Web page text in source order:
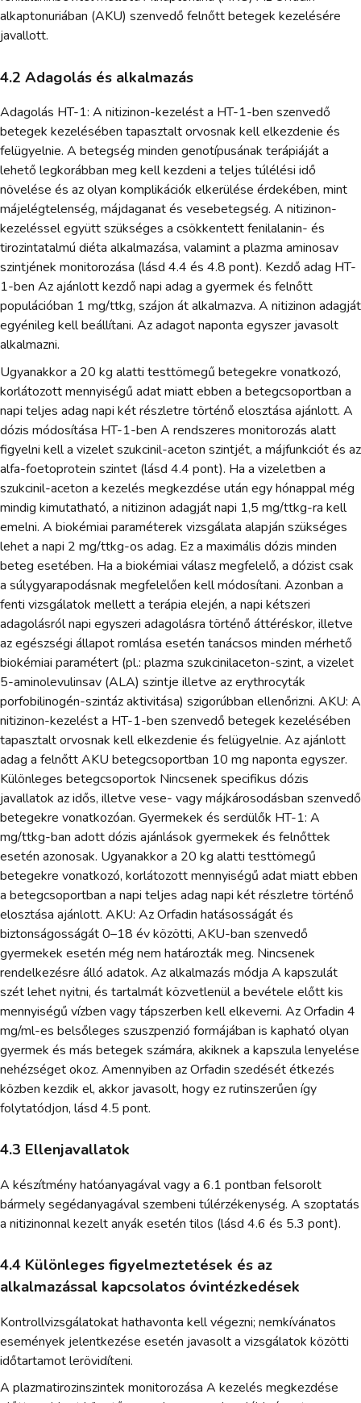
alkaptonuriában (AKU) szenvedő felnőtt betegek kezelésére
javallott.
4.2 Adagolás és alkalmazás
Adagolás HT-1: A nitizinon-kezelést a HT-1-ben szenvedő
betegek kezelésében tapasztalt orvosnak kell elkezdenie és
felügyelnie. A betegség minden genotípusának terápiáját a
lehető legkorábban meg kell kezdeni a teljes túlélési idő
növelése és az olyan komplikációk elkerülése érdekében, mint
májelégtelenség, májdaganat és vesebetegség. A nitizinon-
kezeléssel együtt szükséges a csökkentett fenilalanin- és
tirozintatalmú diéta alkalmazása, valamint a plazma aminosav
szintjének monitorozása (lásd 4.4 és 4.8 pont). Kezdő adag HT-
1-ben Az ajánlott kezdő napi adag a gyermek és felnőtt
populációban 1 mg/ttkg, szájon át alkalmazva. A nitizinon adagját
egyénileg kell beállítani. Az adagot naponta egyszer javasolt
alkalmazni.
Ugyanakkor a 20 kg alatti testtömegű betegekre vonatkozó,
korlátozott mennyiségű adat miatt ebben a betegcsoportban a
napi teljes adag napi két részletre történő elosztása ajánlott. A
dózis módosítása HT-1-ben A rendszeres monitorozás alatt
figyelni kell a vizelet szukcinil-aceton szintjét, a májfunkciót és az
alfa-foetoprotein szintet (lásd 4.4 pont). Ha a vizeletben a
szukcinil-aceton a kezelés megkezdése után egy hónappal még
mindig kimutatható, a nitizinon adagját napi 1,5 mg/ttkg-ra kell
emelni. A biokémiai paraméterek vizsgálata alapján szükséges
lehet a napi 2 mg/ttkg-os adag. Ez a maximális dózis minden
beteg esetében. Ha a biokémiai válasz megfelelő, a dózist csak
a súlygyarapodásnak megfelelően kell módosítani. Azonban a
fenti vizsgálatok mellett a terápia elején, a napi kétszeri
adagolásról napi egyszeri adagolásra történő áttéréskor, illetve
az egészségi állapot romlása esetén tanácsos minden mérhető
biokémiai paramétert (pl.: plazma szukcinilaceton-szint, a vizelet
5-aminolevulinsav (ALA) szintje illetve az erythrocyták
porfobilinogén-szintáz aktivitása) szigorúbban ellenőrizni. AKU: A
nitizinon-kezelést a HT-1-ben szenvedő betegek kezelésében
tapasztalt orvosnak kell elkezdenie és felügyelnie. Az ajánlott
adag a felnőtt AKU betegcsoportban 10 mg naponta egyszer.
Különleges betegcsoportok Nincsenek specifikus dózis
javallatok az idős, illetve vese- vagy májkárosodásban szenvedő
betegekre vonatkozóan. Gyermekek és serdülők HT-1: A
mg/ttkg-ban adott dózis ajánlások gyermekek és felnőttek
esetén azonosak. Ugyanakkor a 20 kg alatti testtömegű
betegekre vonatkozó, korlátozott mennyiségű adat miatt ebben
a betegcsoportban a napi teljes adag napi két részletre történő
elosztása ajánlott. AKU: Az Orfadin hatásosságát és
biztonságosságát 0–18 év közötti, AKU-ban szenvedő
gyermekek esetén még nem határozták meg. Nincsenek
rendelkezésre álló adatok. Az alkalmazás módja A kapszulát
szét lehet nyitni, és tartalmát közvetlenül a bevétele előtt kis
mennyiségű vízben vagy tápszerben kell elkeverni. Az Orfadin 4
mg/ml-es belsőleges szuszpenzió formájában is kapható olyan
gyermek és más betegek számára, akiknek a kapszula lenyelése
nehézséget okoz. Amennyiben az Orfadin szedését étkezés
közben kezdik el, akkor javasolt, hogy ez rutinszerűen így
folytatódjon, lásd 4.5 pont.
4.3 Ellenjavallatok
A készítmény hatóanyagával vagy a 6.1 pontban felsorolt
bármely segédanyagával szembeni túlérzékenység. A szoptatás
a nitizinonnal kezelt anyák esetén tilos (lásd 4.6 és 5.3 pont).
4.4 Különleges figyelmeztetések és az
alkalmazással kapcsolatos óvintézkedések
Kontrollvizsgálatokat hathavonta kell végezni; nemkívánatos
események jelentkezése esetén javasolt a vizsgálatok közötti
időtartamot lerövidíteni.
A plazmatirozinszintek monitorozása A kezelés megkezdése